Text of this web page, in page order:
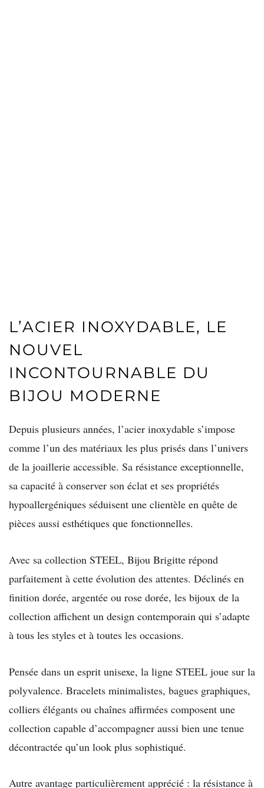
L’ACIER INOXYDABLE, LE
NOUVEL
INCONTOURNABLE DU
BIJOU MODERNE
Depuis plusieurs années, l’acier inoxydable s’impose
comme l’un des matériaux les plus prisés dans l’univers
de la joaillerie accessible. Sa résistance exceptionnelle,
sa capacité à conserver son éclat et ses propriétés
hypoallergéniques séduisent une clientèle en quête de
pièces aussi esthétiques que fonctionnelles.
Avec sa collection STEEL, Bijou Brigitte répond
parfaitement à cette évolution des attentes. Déclinés en
finition dorée, argentée ou rose dorée, les bijoux de la
collection affichent un design contemporain qui s’adapte
à tous les styles et à toutes les occasions.
Pensée dans un esprit unisexe, la ligne STEEL joue sur la
polyvalence. Bracelets minimalistes, bagues graphiques,
colliers élégants ou chaînes affirmées composent une
collection capable d’accompagner aussi bien une tenue
décontractée qu’un look plus sophistiqué.
Autre avantage particulièrement apprécié : la résistance à